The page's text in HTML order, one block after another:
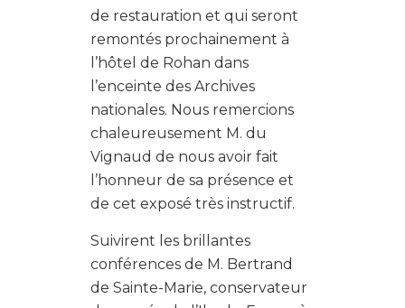
de restauration et qui seront
remontés prochainement à
l’hôtel de Rohan dans
l’enceinte des Archives
nationales. Nous remercions
chaleureusement M. du
Vignaud de nous avoir fait
l’honneur de sa présence et
de cet exposé très instructif.
Suivirent les brillantes
conférences de M. Bertrand
de Sainte-Marie, conservateur